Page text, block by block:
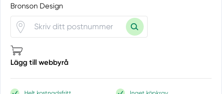
Bronson Design
Lägg till webbyrå